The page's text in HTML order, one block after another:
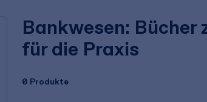
Bankwesen: Bücher
für die Praxis
0 Produkte